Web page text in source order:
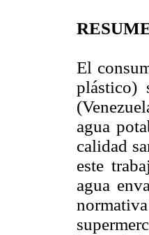
El
plástico)
agua
calidad
este
agua